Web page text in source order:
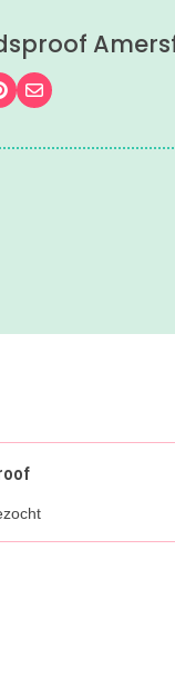
Facebook
op Instagram
ons op Pinterest
Mail ons